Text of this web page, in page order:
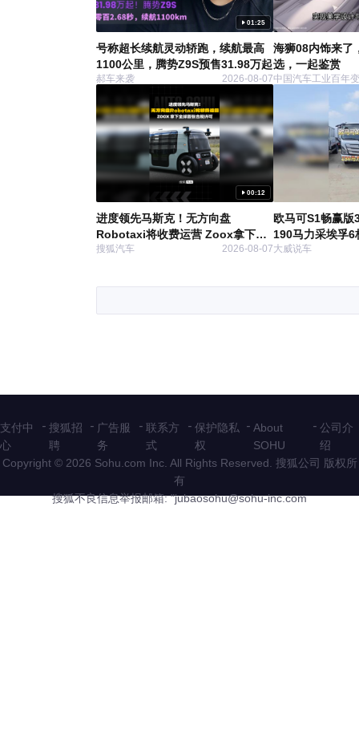
01:25
号称超长续航灵动轿跑，续航最高
1100公里，腾势Z9S预售31.98万起
郝车来袭 2026-08-07
海狮08内饰来了
选，一起鉴赏
中国汽车工业百年
00:12
进度领先马斯克！无方向盘
Robotaxi将收费运营 Zoox拿下全
球首张合规许可
搜狐汽车 2026-08-07
欧马可S1畅赢版
190马力采埃孚6
4.33
大威说车
支付中
心
- 搜狐招
聘
- 广告服
务
- 联系方
式
- 保护隐私
权
- About
SOHU
- 公司介
绍
Copyright © 2026 Sohu.com Inc. All Rights Reserved. 搜狐公司 版权所
有
搜狐不良信息举报邮箱: "jubaosohu@sohu-inc.com